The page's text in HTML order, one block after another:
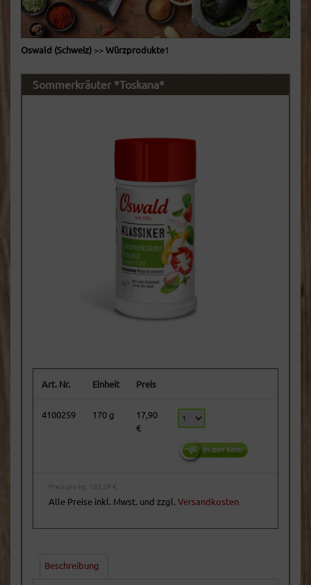
Oswald (Schweiz) >> Würzprodukte1
Sommerkräuter *Toskana*
Art. Nr. Einheit Preis
4100259 170 g
17,90
€
Preis pro kg: 105,29 €
Alle Preise inkl. Mwst. und zzgl. Versandkosten
Beschreibung